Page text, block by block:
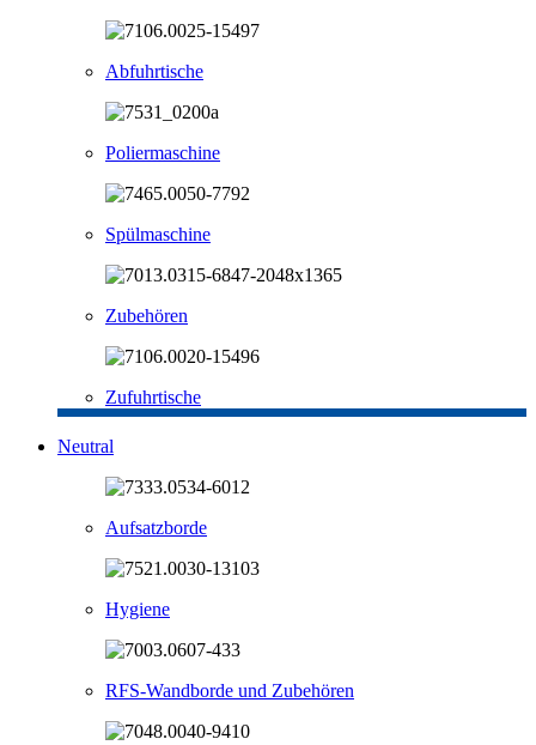
Abfuhrtische
Poliermaschine
Spülmaschine
Zubehören
Zufuhrtische
Neutral
Aufsatzborde
Hygiene
RFS-Wandborde und Zubehören